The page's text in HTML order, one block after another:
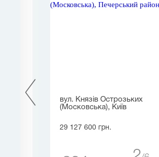
вул. Князів Острозьких
(Московська), Київ
29 127 600 грн.